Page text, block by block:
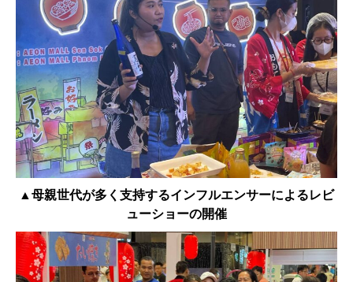
▲母親世代が多く支持するインフルエンサーによるレビ
ューショーの開催